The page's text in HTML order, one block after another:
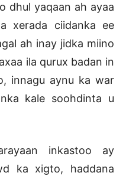
dhul yaqaan ah ayaa
xerada ciidanka ee
ah inay jidka miino
ila qurux badan in
innagu aynu ka war
kale soohdinta u
inkastoo ay
ka xigto, haddana